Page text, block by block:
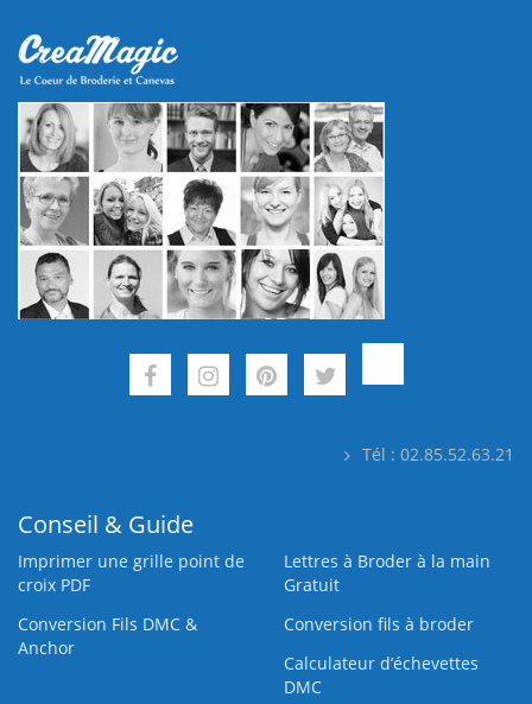
Tél : 02.85.52.63.21
Conseil & Guide
Imprimer une grille point de
croix PDF
Lettres à Broder à la main
Gratuit
Conversion Fils DMC &
Anchor
Conversion fils à broder
Calculateur d’échevettes
DMC